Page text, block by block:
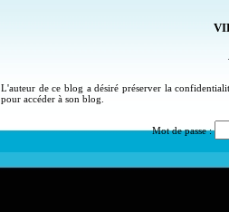
L'auteur de ce blog a désiré préserver la
pour accéder à son blog.
Mot de passe :